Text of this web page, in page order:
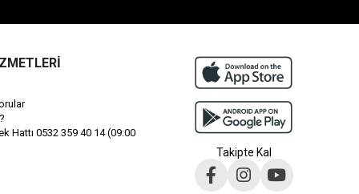
Hattı 0532 359 40 14 (09:00
Takipte Kal